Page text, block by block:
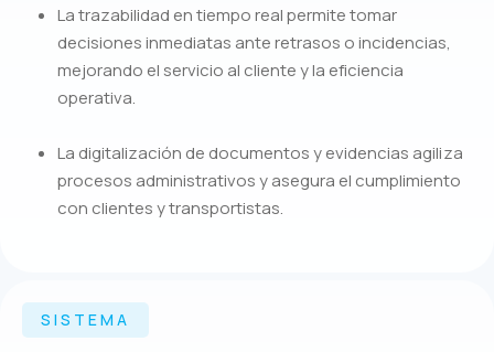
La trazabilidad en tiempo real permite tomar
decisiones inmediatas ante retrasos o incidencias,
mejorando el servicio al cliente y la eficiencia
operativa.
La digitalización de documentos y evidencias agiliza
procesos administrativos y asegura el cumplimiento
con clientes y transportistas.
SISTEMA